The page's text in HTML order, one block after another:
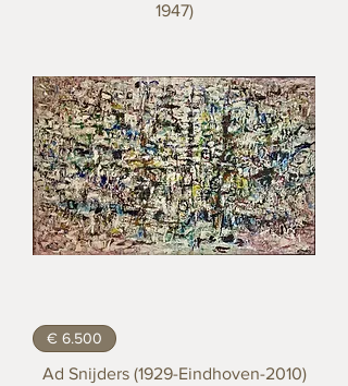
1947)
€ 6.500
Ad Snijders (1929-Eindhoven-2010)